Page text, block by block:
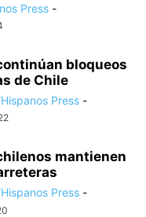
Press -
bloqueos
de Chile
Press -
mantienen
Press -